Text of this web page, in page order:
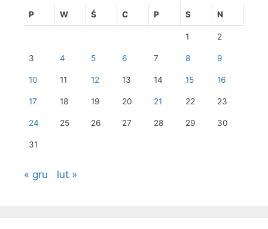
P W Ś C P S N
1 2
3 4 5 6 7 8 9
10 11 12 13 14 15 16
17 18 19 20 21 22 23
24 25 26 27 28 29 30
31
« gru lut »